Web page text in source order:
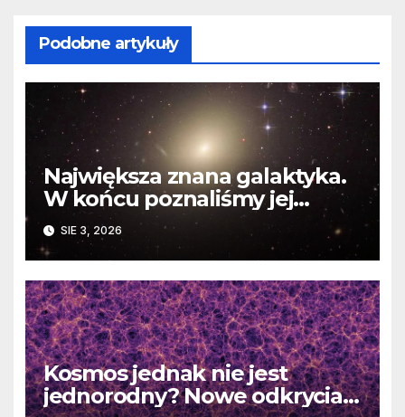
Podobne artykuły
Największa znana galaktyka.
W końcu poznaliśmy jej
faktyczne wymiary
SIE 3, 2026
Kosmos jednak nie jest
jednorodny? Nowe odkrycia